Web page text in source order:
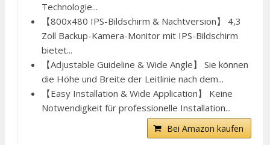
Technologie...
【800x480 IPS-Bildschirm & Nachtversion】 4,3
Zoll Backup-Kamera-Monitor mit IPS-Bildschirm
bietet...
【Adjustable Guideline & Wide Angle】 Sie können
die Höhe und Breite der Leitlinie nach dem...
【Easy Installation & Wide Application】 Keine
Notwendigkeit für professionelle Installation...
Bei Amazon kaufen